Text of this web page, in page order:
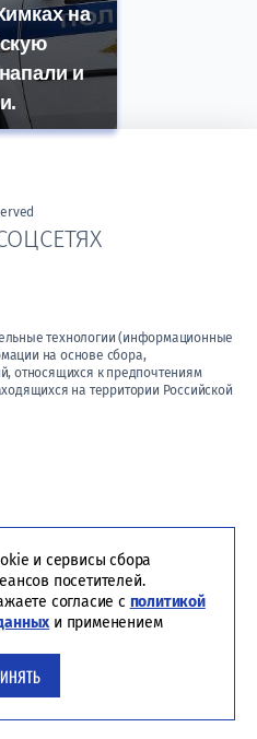
на
и
технологии (информационные
на основе сбора,
относящихся к предпочтениям
на территории Российской
и сервисы сбора
посетителей.
согласие с политикой
и применением